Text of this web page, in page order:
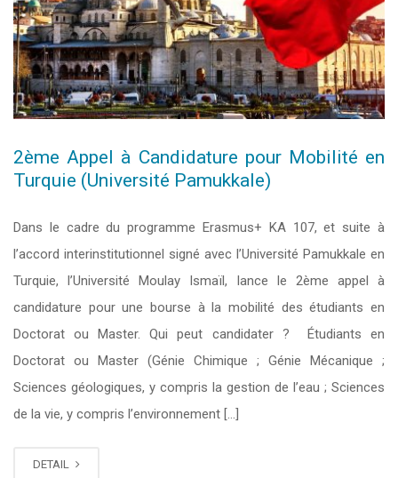
2ème Appel à Candidature pour Mobilité en
Turquie (Université Pamukkale)
Dans le cadre du programme Erasmus+ KA 107, et suite à
l’accord interinstitutionnel signé avec l’Université Pamukkale en
Turquie, l’Université Moulay Ismaïl, lance le 2ème appel à
candidature pour une bourse à la mobilité des étudiants en
Doctorat ou Master. Qui peut candidater ? Étudiants en
Doctorat ou Master (Génie Chimique ; Génie Mécanique ;
Sciences géologiques, y compris la gestion de l’eau ; Sciences
de la vie, y compris l’environnement […]
DETAIL